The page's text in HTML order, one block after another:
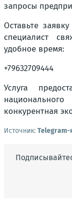
запросы
Оставьте
специалист
удобное время:
+79632709444
Услуга
конкурентная
Источник: Telegram-